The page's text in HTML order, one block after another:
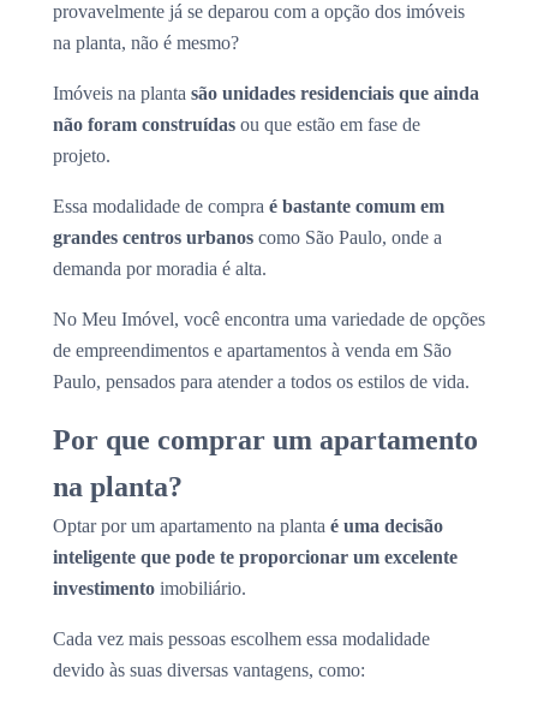
provavelmente já se deparou com a opção dos imóveis
na planta, não é mesmo?
Imóveis na planta são unidades residenciais que ainda
não foram construídas ou que estão em fase de
projeto.
Essa modalidade de compra é bastante comum em
grandes centros urbanos como São Paulo, onde a
demanda por moradia é alta.
No Meu Imóvel, você encontra uma variedade de opções
de empreendimentos e apartamentos à venda em São
Paulo, pensados para atender a todos os estilos de vida.
Por que comprar um apartamento
na planta?
Optar por um apartamento na planta é uma decisão
inteligente que pode te proporcionar um excelente
investimento imobiliário.
Cada vez mais pessoas escolhem essa modalidade
devido às suas diversas vantagens, como: